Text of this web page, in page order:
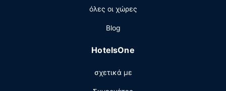
όλες οι χώρες
Blog
HotelsOne
σχετικά με